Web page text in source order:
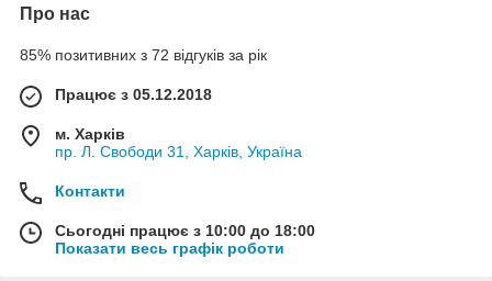
Про нас
85% позитивних з 72 відгуків за рік
Працює з 05.12.2018
м. Харків
пр. Л. Свободи 31, Харків, Україна
Контакти
Сьогодні працює з 10:00 до 18:00
Показати весь графік роботи